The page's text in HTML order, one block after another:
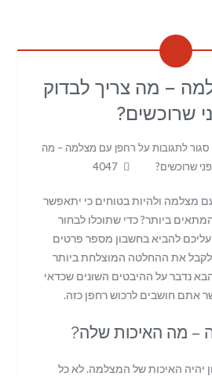
– מה צריך לבדוק
שרוכשים?
סגור לתגובות על רחפן עם מצלמה – מה
שרוכשים?
עם מצלמה ולהיות בטוחים כי יתאפשר
ביותר? כדי שתוכלו לבחור
להביא בחשבון מספר פרטים
לקבל את ההחלטה המוצלחת ביותר
נדבר על ההיבטים השונים שכדאי
אתם חושבים לרכוש רחפן כזה.
– מה האיכות שלה?
יהיה האיכות של המצלמה. לא כל